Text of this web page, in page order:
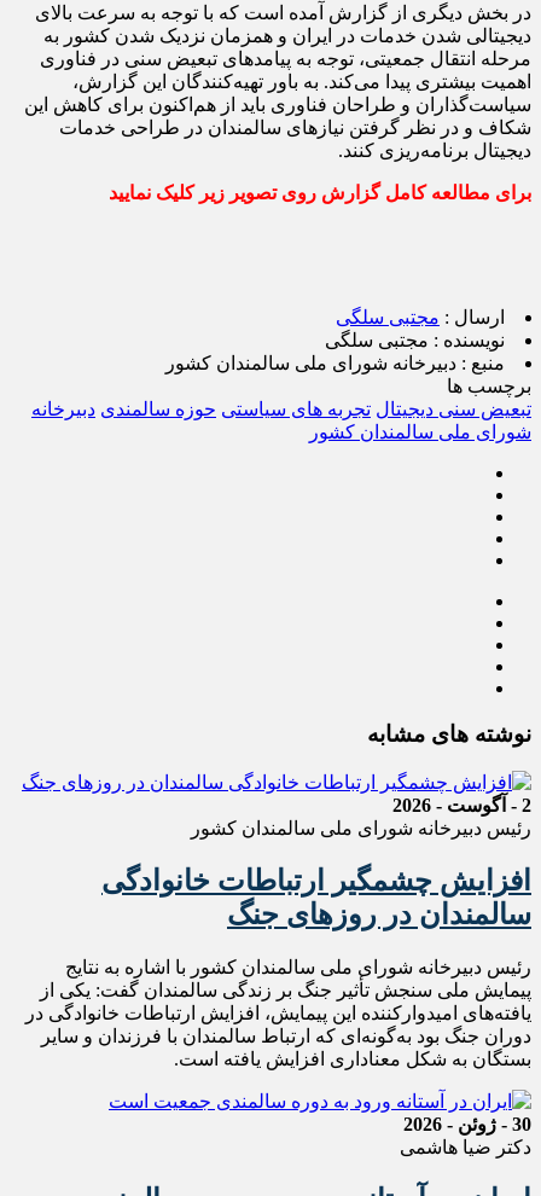
در بخش دیگری از گزارش آمده است که با توجه به سرعت بالای
دیجیتالی شدن خدمات در ایران و همزمان نزدیک شدن کشور به
مرحله انتقال جمعیتی، توجه به پیامدهای تبعیض سنی در فناوری
اهمیت بیشتری پیدا می‌کند. به باور تهیه‌کنندگان این گزارش،
سیاست‌گذاران و طراحان فناوری باید از هم‌اکنون برای کاهش این
شکاف و در نظر گرفتن نیازهای سالمندان در طراحی خدمات
دیجیتال برنامه‌ریزی کنند.
برای مطالعه کامل گزارش روی تصویر زیر کلیک نمایید
ارسال : مجتبی سلگی
نویسنده : مجتبی سلگی
منبع : دبیرخانه شورای ملی سالمندان کشور
برچسب ها
تبعیض سنی دیجیتال تجربه های سیاستی حوزه سالمندی دبیرخانه
شورای ملی سالمندان کشور
نوشته های مشابه
2 - آگوست - 2026
رئیس دبیرخانه شورای ملی سالمندان کشور
افزایش چشمگیر ارتباطات خانوادگی
سالمندان در روزهای جنگ
رئیس دبیرخانه شورای ملی سالمندان کشور با اشاره به نتایج
پیمایش ملی سنجش تأثیر جنگ بر زندگی سالمندان گفت: یکی از
یافته‌های امیدوارکننده این پیمایش، افزایش ارتباطات خانوادگی در
دوران جنگ بود به‌گونه‌ای که ارتباط سالمندان با فرزندان و سایر
بستگان به شکل معناداری افزایش یافته است.
30 - ژوئن - 2026
دکتر ضیا هاشمی